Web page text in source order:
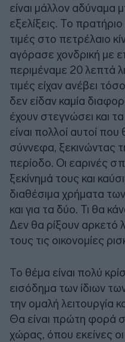
είναι μάλλον αδύναμα
εξελίξεις. Το
τιμές στο πετρέλαιο
αγόρασε χονδρική με
περιμέναμε 20 λεπτά
τιμές είχαν ανέβει
δεν είδαν καμία
έχουν στεγνώσει και
είναι πολλοί αυτοί
σύννεφα, ξεκινώντας
περίοδο. Οι εαρινές
ξεκίνημά τους και
διαθέσιμα χρήματα
και για τα δύο. Τι θα
Δεν θα ρίξουν αρκετό
τους τις οικονομίες
Το θέμα είναι πολύ
εισόδημα των ίδιων
την ομαλή λειτουργία
Θα είναι πρώτη φορά
χώρας, όπου εκείνες